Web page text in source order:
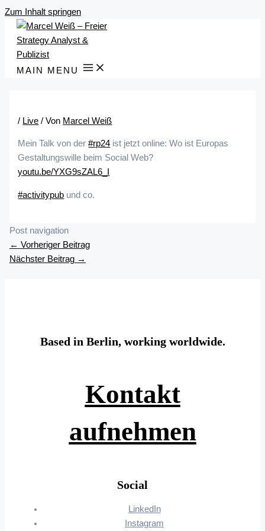
Zum Inhalt springen
MAIN MENU
/ Live / Von Marcel Weiß
Mein Talk von der#rp24 ist jetzt online: Wo ist Europas
Gestaltungswille beim Social Web?
youtu.be/YXG9sZAL6_I
#activitypub und co.
Post navigation
← Vorheriger Beitrag
Nächster Beitrag →
Based in Berlin, working worldwide.
Kontakt
aufnehmen
Social
LinkedIn
Instagram